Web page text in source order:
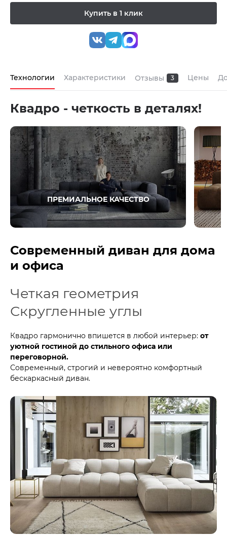
Купить в 1 клик
Технологии Характеристики Отзывы 3 Цены
Квадро - четкость в деталях!
ПРЕМИАЛЬНОЕ КАЧЕСТВО
Современный диван для дома
и офиса
Четкая геометрия
Скругленные углы
Квадро гармонично впишется в любой интерьер: от
уютной гостиной до стильного офиса или
переговорной.
Современный, строгий и невероятно комфортный
бескаркасный диван.